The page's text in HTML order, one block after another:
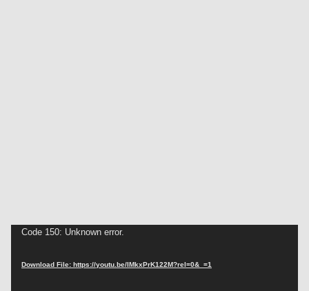
Video
Code 150: Unknown error.
Download File: https://youtu.be/IMkxPrK122M?rel=0&_=1